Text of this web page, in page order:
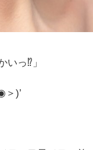
いっ⁉」
)’